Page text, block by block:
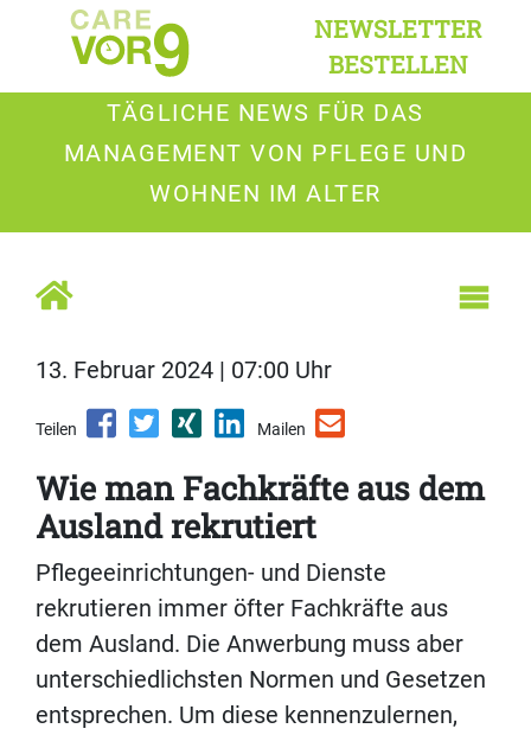
NEWSLETTER
BESTELLEN
TÄGLICHE NEWS FÜR DAS
MANAGEMENT VON PFLEGE UND
WOHNEN IM ALTER
13. Februar 2024 | 07:00 Uhr
Teilen Mailen
Wie man Fachkräfte aus dem
Ausland rekrutiert
Pflegeeinrichtungen- und Dienste
rekrutieren immer öfter Fachkräfte aus
dem Ausland. Die Anwerbung muss aber
unterschiedlichsten Normen und Gesetzen
entsprechen. Um diese kennenzulernen,